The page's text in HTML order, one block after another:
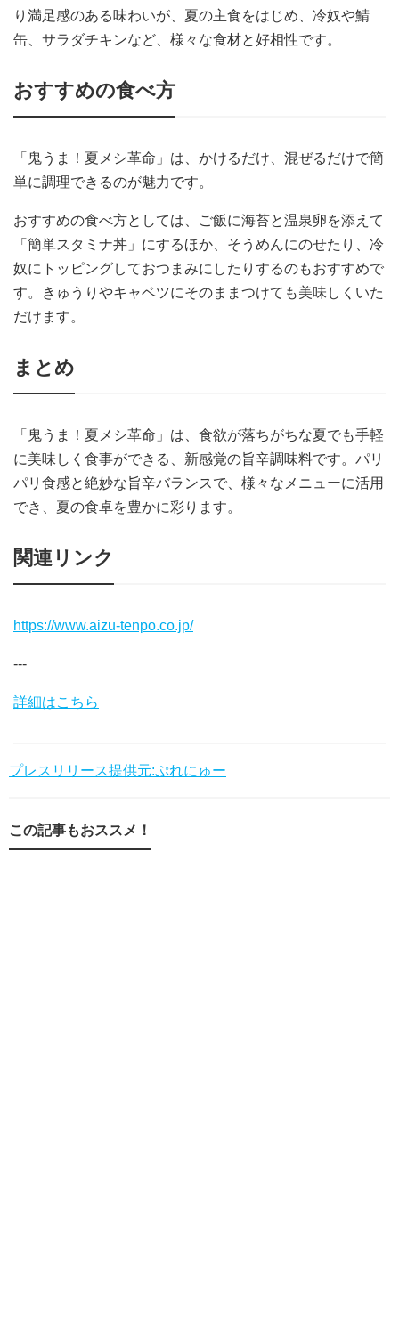
り満足感のある味わいが、夏の主食をはじめ、冷奴や鯖
缶、サラダチキンなど、様々な食材と好相性です。
おすすめの食べ方
「鬼うま！夏メシ革命」は、かけるだけ、混ぜるだけで簡
単に調理できるのが魅力です。
おすすめの食べ方としては、ご飯に海苔と温泉卵を添えて
「簡単スタミナ丼」にするほか、そうめんにのせたり、冷
奴にトッピングしておつまみにしたりするのもおすすめで
す。きゅうりやキャベツにそのままつけても美味しくいた
だけます。
まとめ
「鬼うま！夏メシ革命」は、食欲が落ちがちな夏でも手軽
に美味しく食事ができる、新感覚の旨辛調味料です。パリ
パリ食感と絶妙な旨辛バランスで、様々なメニューに活用
でき、夏の食卓を豊かに彩ります。
関連リンク
https://www.aizu-tenpo.co.jp/
---
詳細はこちら
プレスリリース提供元:ぷれにゅー
この記事もおススメ！